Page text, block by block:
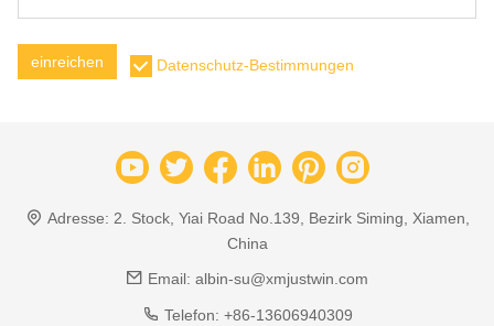
einreichen Datenschutz-Bestimmungen
Adresse: 2. Stock, Yiai Road No.139, Bezirk Siming, Xiamen,
China
Email: albin-su@xmjustwin.com
Telefon: +86-13606940309